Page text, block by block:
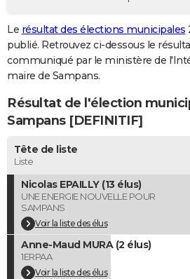
GUIDES D'ACHAT
BONS PLANS
CARTE DE VOEUX
Carte de Noël
Carte Bonne année
Carte Saint-Valentin
Carte Pâques
Carte d'anniversaire
DICTIONNAIRE
Dictionnaire
Biographies
Citations
Expressions
Proverbes
PROGRAMME TV
COPAINS D'AVANT
S'inscrire
Se connecter
Lycées
Collèges
Primaires
Universités
Entreprises
Service militaire
Avis de recherche
AVIS DE DÉCÈS
FORUM
Bricolage
Lifestyle
Culture
Sport
Auto
Television
Voyage
Cinema
Le résultat des élections municipales
publié. Retrouvez ci-dessous le
communiqué par le ministère de
maire de Sampans.
Résultat de l'élection
Sampans [DEFINITIF]
Tête de liste
Liste
Nicolas EPAILLY (13 élus)
UNE ENERGIE NOUVELLE POUR
SAMPANS
Voir la liste des élus
Anne-Maud MURA (2 élus)
1ERPAA
Voir la liste des élus